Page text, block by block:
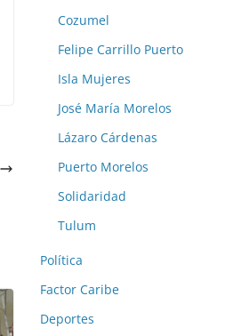
Cozumel
Felipe Carrillo Puerto
Isla Mujeres
José María Morelos
Lázaro Cárdenas
Puerto Morelos
Solidaridad
Tulum
Política
Factor Caribe
Deportes